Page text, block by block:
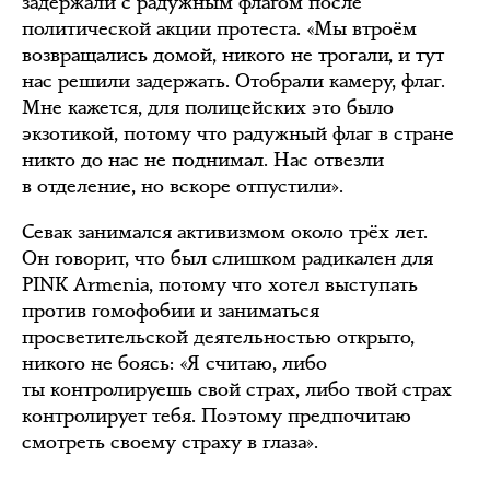
политической акции протеста. «Мы втроём
возвращались домой, никого не трогали, и тут
нас решили задержать. Отобрали камеру, флаг.
Мне кажется, для полицейских это было
экзотикой, потому что радужный флаг в стране
никто до нас не поднимал. Нас отвезли
в отделение, но вскоре отпустили».
Севак занимался активизмом около трёх лет.
Он говорит, что был слишком радикален для
PINK Armenia, потому что хотел выступать
против гомофобии и заниматься
просветительской деятельностью открыто,
никого не боясь: «Я считаю, либо
ты контролируешь свой страх, либо твой страх
контролирует тебя. Поэтому предпочитаю
смотреть своему страху в глаза».